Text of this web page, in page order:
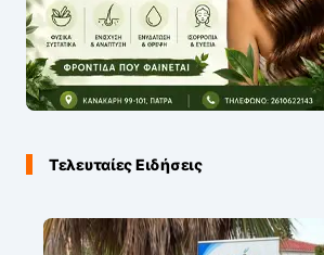
Τελευταίες Ειδήσεις